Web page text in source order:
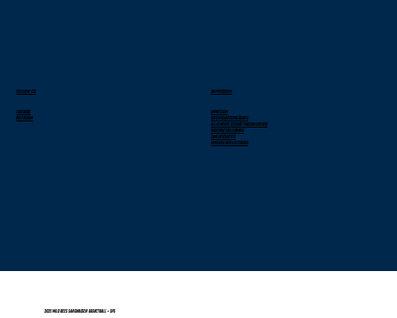
FOLLOW US
Facebook
Instagram
IMPRESSUM
Impressum
Datenschutzerklärung
Allgemeine Geschäftsbedingungen
Widerrufsbelehrung
Zahlungsarten
Versand und Lieferung
2025 Wild Bees Sandhausen Basketball - SPS